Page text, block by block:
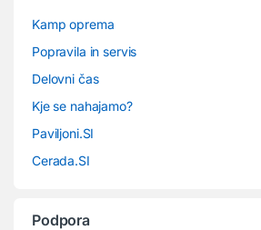
Kamp oprema
Popravila in servis
Delovni čas
Kje se nahajamo?
Paviljoni.SI
Cerada.SI
Podpora